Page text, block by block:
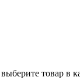
товар в